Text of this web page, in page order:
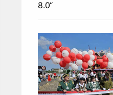
8.0“